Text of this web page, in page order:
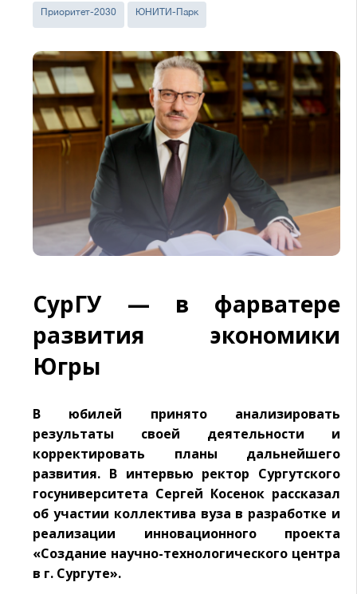
Приоритет-2030 ЮНИТИ-Парк
СурГУ — в фарватере
развития экономики
Югры
В юбилей принято анализировать
результаты своей деятельности и
корректировать планы дальнейшего
развития. В интервью ректор Сургутского
госуниверситета Сергей Косенок рассказал
об участии коллектива вуза в разработке и
реализации инновационного проекта
«Создание научно-технологического центра
в г. Сургуте».